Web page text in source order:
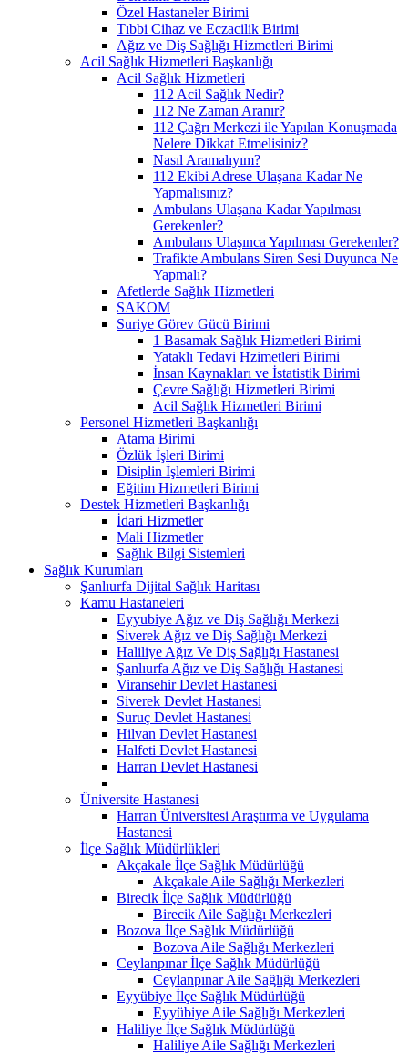
Özel Hastaneler Birimi
Tıbbi Cihaz ve Eczacilik Birimi
Ağız ve Diş Sağlığı Hizmetleri Birimi
Acil Sağlık Hizmetleri Başkanlığı
Acil Sağlık Hizmetleri
112 Acil Sağlık Nedir?
112 Ne Zaman Aranır?
112 Çağrı Merkezi ile Yapılan Konuşmada
Nelere Dikkat Etmelisiniz?
Nasıl Aramalıyım?
112 Ekibi Adrese Ulaşana Kadar Ne
Yapmalısınız?
Ambulans Ulaşana Kadar Yapılması
Gerekenler?
Ambulans Ulaşınca Yapılması Gerekenler?
Trafikte Ambulans Siren Sesi Duyunca Ne
Yapmalı?
Afetlerde Sağlık Hizmetleri
SAKOM
Suriye Görev Gücü Birimi
1 Basamak Sağlık Hizmetleri Birimi
Yataklı Tedavi Hzimetleri Birimi
İnsan Kaynakları ve İstatistik Birimi
Çevre Sağlığı Hizmetleri Birimi
Acil Sağlık Hizmetleri Birimi
Personel Hizmetleri Başkanlığı
Atama Birimi
Özlük İşleri Birimi
Disiplin İşlemleri Birimi
Eğitim Hizmetleri Birimi
Destek Hizmetleri Başkanlığı
İdari Hizmetler
Mali Hizmetler
Sağlık Bilgi Sistemleri
Sağlık Kurumları
Şanlıurfa Dijital Sağlık Haritası
Kamu Hastaneleri
Eyyubiye Ağız ve Diş Sağlığı Merkezi
Siverek Ağız ve Diş Sağlığı Merkezi
Haliliye Ağız Ve Diş Sağlığı Hastanesi
Şanlıurfa Ağız ve Diş Sağlığı Hastanesi
Viransehir Devlet Hastanesi
Siverek Devlet Hastanesi
Suruç Devlet Hastanesi
Hilvan Devlet Hastanesi
Halfeti Devlet Hastanesi
Harran Devlet Hastanesi
Üniversite Hastanesi
Harran Üniversitesi Araştırma ve Uygulama
Hastanesi
İlçe Sağlık Müdürlükleri
Akçakale İlçe Sağlık Müdürlüğü
Akçakale Aile Sağlığı Merkezleri
Birecik İlçe Sağlık Müdürlüğü
Birecik Aile Sağlığı Merkezleri
Bozova İlçe Sağlık Müdürlüğü
Bozova Aile Sağlığı Merkezleri
Ceylanpınar İlçe Sağlık Müdürlüğü
Ceylanpınar Aile Sağlığı Merkezleri
Eyyübiye İlçe Sağlık Müdürlüğü
Eyyübiye Aile Sağlığı Merkezleri
Haliliye İlçe Sağlık Müdürlüğü
Haliliye Aile Sağlığı Merkezleri